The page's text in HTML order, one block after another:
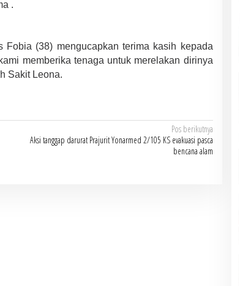
.
Fobia (38) mengucapkan terima kasih kepada
memberika tenaga untuk merelakan dirinya
Sakit Leona.
Pos berikutnya
Aksi tanggap darurat Prajurit Yonarmed 2/105 KS evakuasi pasca
bencana alam